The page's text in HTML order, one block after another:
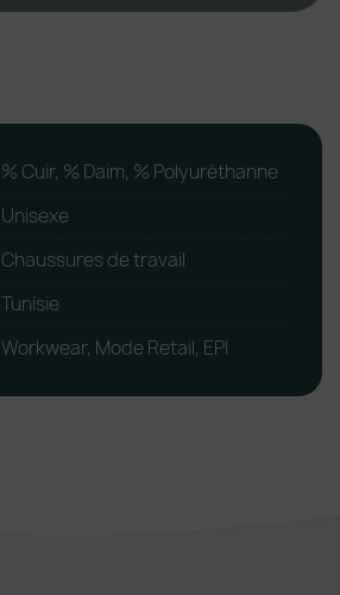
% Cuir, % Daim, % Polyuréthanne
Unisexe
Chaussures de travail
Tunisie
Workwear, Mode Retail, EPI